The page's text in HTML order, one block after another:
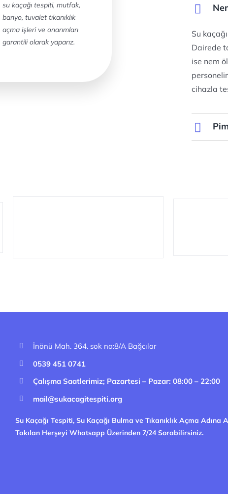
su kaçağı tespiti, mutfak,
banyo, tuvalet tıkanıklık
açma işleri ve onarımları
garantili olarak yaparız.
Su
Dairede
ise nem
cihazla
İnönü Mah. 364. sok no:8/A Bağcılar
0539 451 0741
Çalışma Saatlerimiz; Pazartesi – Pazar: 08:00 – 22:00
mail@sukacagitespiti.org
Su Kaçağı Tespiti, Su Kaçağı Bulma ve Tıkanıklık Açma Adına
Takılan Herşeyi Whatsapp Üzerinden 7/24 Sorabilirsiniz.